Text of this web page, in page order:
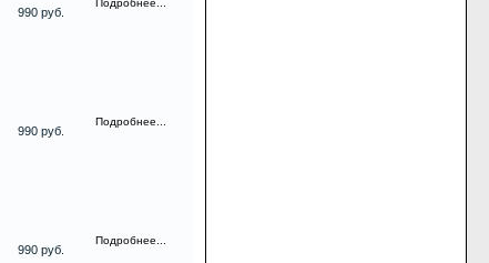
990 руб.
Подробнее...
990 руб.
Подробнее...
990 руб.
Подробнее...